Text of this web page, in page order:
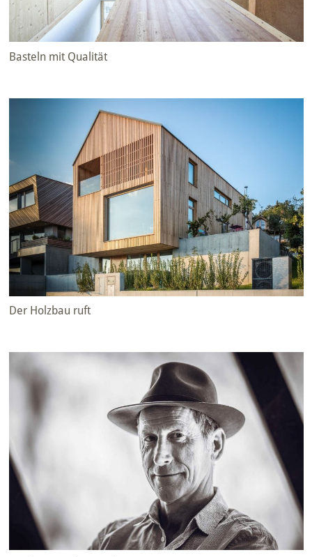
Basteln mit Qualität
Der Holzbau ruft